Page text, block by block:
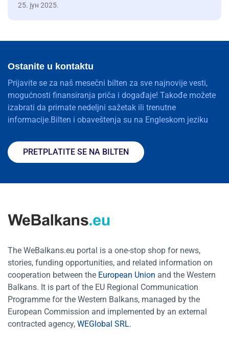
25. јун 2025.
Ostanite u kontaktu
Prijavite se za naš mesečni bilten za sve najnovije vesti,
mogućnosti finansiranja priča i događaje! Takođe možete
izabrati da primate nedeljni sažetak ili trenutne
informacije.Bilten i obaveštenja su na Engleskom jeziku
PRETPLATITE SE NA BILTEN
The WeBalkans.eu portal is a one-stop shop for news,
stories, funding opportunities, and related information on
cooperation between the European Union and the Western
Balkans. It is part of the EU Regional Communication
Programme for the Western Balkans, managed by the
European Commission and implemented by an external
contracted agency, WEGlobal SRL.